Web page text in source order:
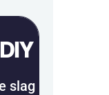
slag